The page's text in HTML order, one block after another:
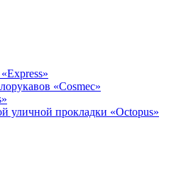
«Cosmec»
уличной прокладки «Octopus»